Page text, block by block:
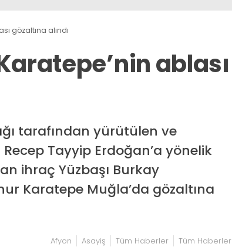
gözaltına alındı
ablası
tarafından yürütülen ve
Tayyip Erdoğan’a yönelik
ihraç Yüzbaşı Burkay
Karatepe Muğla’da gözaltına
Afyon Asayiş Tüm Haberler Tüm Haberler